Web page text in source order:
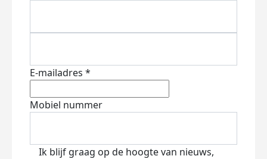
E-mailadres *
Mobiel nummer
Ik blijf graag op de hoogte van nieuws,